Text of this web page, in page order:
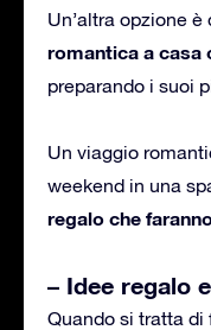
Un’altra opzione
romantica a casa
preparando i suoi
Un viaggio
weekend in una
regalo che
– Idee regalo
Quando si tratta di